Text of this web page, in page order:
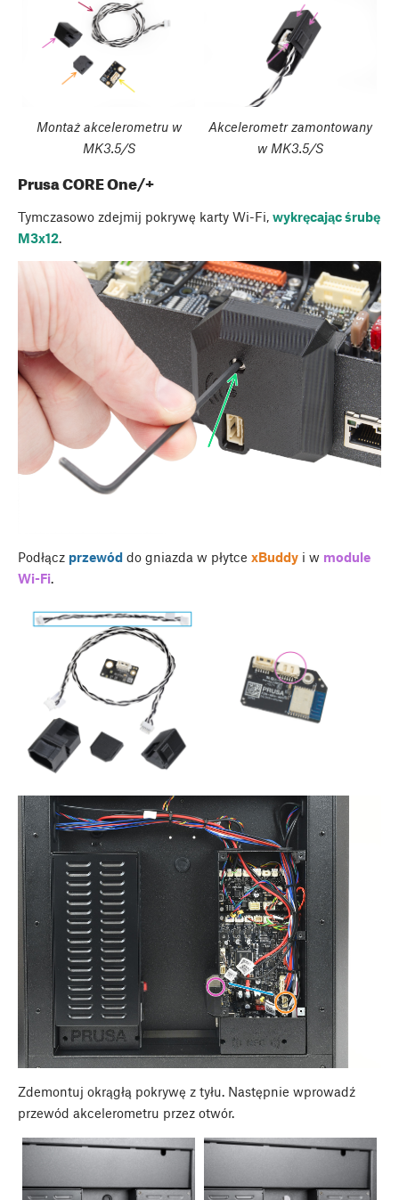
Montaż akcelerometru w
MK3.5/S
Akcelerometr zamontowany
w MK3.5/S
Prusa CORE One/+
Tymczasowo zdejmij pokrywę karty Wi-Fi, wykręcając śrubę
M3x12.
Podłącz przewód do gniazda w płytce xBuddy i w module
Wi-Fi.
Zdemontuj okrągłą pokrywę z tyłu. Następnie wprowadź
przewód akcelerometru przez otwór.